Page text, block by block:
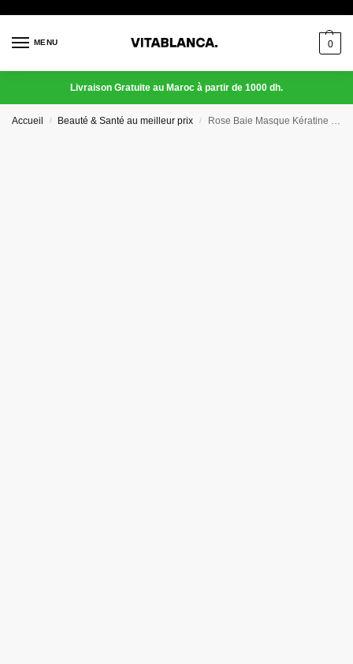
MENU 0
Livraison Gratuite au Maroc à partir de 1000 dh.
Accueil / Beauté & Santé au meilleur prix / Rose Baie Masque Kératine x Amla